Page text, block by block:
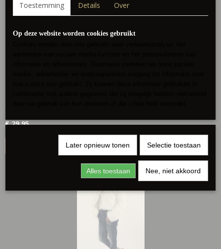
Trendy fake fur jasje Met kraag Luxe voering Kort model…
€ 29,95
IN WINKELWAGEN
Toestemming Details Over
Op deze website worden cookies gebruikt
Later opnieuw tonen Selectie toestaan
Alles toestaan Nee, niet akkoord